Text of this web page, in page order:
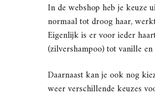
In de webshop heb je keuze
normaal tot droog haar,
Eigenlijk is er voor ieder
(zilvershampoo) tot vanille en
Daarnaast kan je ook nog
weer verschillende keuzes